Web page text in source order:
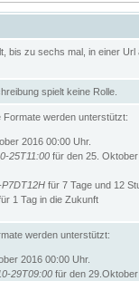
bis zu sechs mal, in einer
spielt keine Rolle.
Formate werden unterstützt:
2016 00:00 Uhr.
25T11:00 für den 25. Oktober
für 7 Tage und 12
1 Tag in die Zukunft
werden unterstützt:
2016 00:00 Uhr.
29T09:00 für den